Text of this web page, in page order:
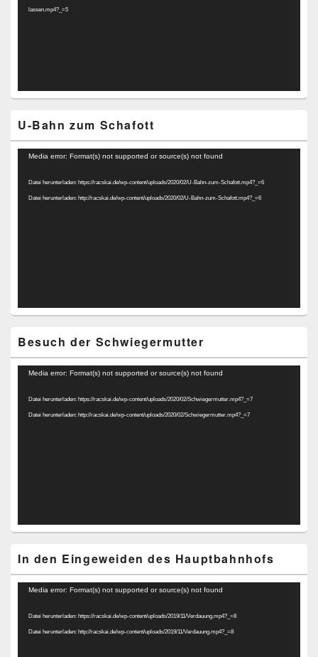
lassen.mp4?_=5
U-Bahn zum Schafott
Video-
Media error: Format(s) not supported or source(s) not found
Datei herunterladen: https://racskai.de/wp-content/uploads/2020/02/U-Bahn-zum-Schafott.mp4?_=6
Datei herunterladen: http://racskai.de/wp-content/uploads/2020/02/U-Bahn-zum-Schafott.mp4?_=6
Besuch der Schwiegermutter
Video-
Media error: Format(s) not supported or source(s) not found
Datei herunterladen: https://racskai.de/wp-content/uploads/2020/02/Schwiegermutter.mp4?_=7
Datei herunterladen: http://racskai.de/wp-content/uploads/2020/02/Schwiegermutter.mp4?_=7
In den Eingeweiden des Hauptbahnhofs
Video-
Media error: Format(s) not supported or source(s) not found
Datei herunterladen: https://racskai.de/wp-content/uploads/2019/11/Verdauung.mp4?_=8
Datei herunterladen: http://racskai.de/wp-content/uploads/2019/11/Verdauung.mp4?_=8